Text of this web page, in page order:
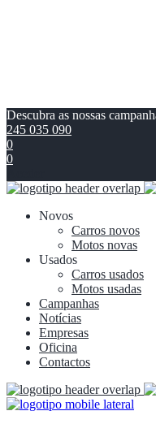
Descubra as nossas
245 035 090
0
0
Novos
Carros novos
Motos novas
Usados
Carros usados
Motos usadas
Campanhas
Notícias
Empresas
Oficina
Contactos